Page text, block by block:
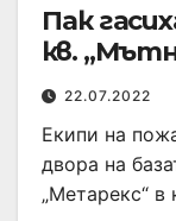
Пак
кв.
22.07.2022
Екипи на
двора на
„Метарекс“ в